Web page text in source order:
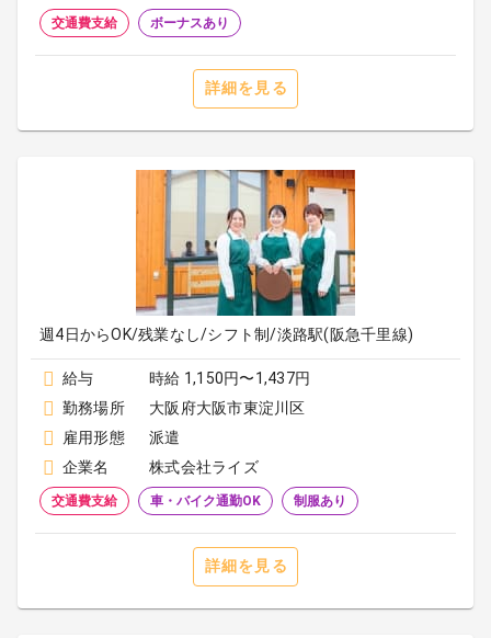
交通費支給 ボーナスあり
詳細を見る
週4日からOK/残業なし/シフト制/淡路駅(阪急千里線)
給与
時給 1,150円〜1,437円
勤務場所
大阪府大阪市東淀川区
雇用形態
派遣
企業名
株式会社ライズ
交通費支給 車・バイク通勤OK 制服あり
詳細を見る